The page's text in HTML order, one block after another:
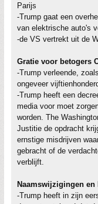
Parijs
-Trump gaat een
van elektrische auto's
-de VS vertrekt uit de
Gratie voor betogers
-Trump verleende,
ongeveer
-Trump heeft een
media voor moet
worden. The
Justitie de opdracht
ernstige misdrijven
gebracht of de
verblijft.
Naamswijzigingen en
-Trump heeft in zijn